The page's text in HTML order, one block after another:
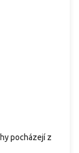
pocházejí z